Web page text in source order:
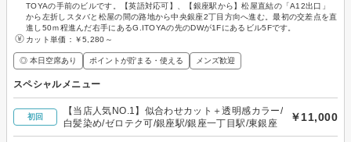
TOYAの手前のビルです。【英語対応可】、【銀座駅から】松屋直結の「A12出口」
から左折しスタバと松屋の間の路地から中央銀座2丁目方向へ進む。最初の交差点を直
進し50ｍ程進んだ右手にあるG.ITOYAの先のDWが1Fにあるビル5Fです。
カット単価： ￥5,280～
◎ 本日空席あり ポイントが貯まる・使える メンズ歓迎
スペシャルメニュー
初回
【当店人気NO.1】似合わせカット＋透明感カラー/
白髪染め/ゼロテク可/銀座駅/銀座一丁目駅/東銀座
￥11,000